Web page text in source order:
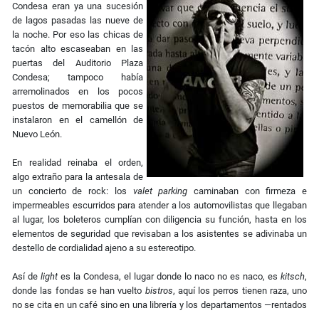
Condesa eran ya una sucesión
de lagos pasadas las nueve de
la noche. Por eso las chicas de
tacón alto escaseaban en las
puertas del Auditorio Plaza
Condesa; tampoco había
arremolinados en los pocos
puestos de memorabilia que se
instalaron en el camellón de
Nuevo León.
En realidad reinaba el orden,
algo extraño para la antesala de
un concierto de rock: los valet parking caminaban con firmeza e
impermeables escurridos para atender a los automovilistas que llegaban
al lugar, los boleteros cumplían con diligencia su función, hasta en los
elementos de seguridad que revisaban a los asistentes se adivinaba un
destello de cordialidad ajeno a su estereotipo.
Así de lightes la Condesa, el lugar donde lo naco no es naco, es kitsch,
donde las fondas se han vuelto bistros, aquí los perros tienen raza, uno
no se cita en un café sino en una librería y los departamentos —rentados